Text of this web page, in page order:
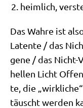
heim­lich,
Das Wah­re ist
Laten­te /​ das
ge­ne /​ das Nicht-
hel­len Licht
te, die
täuscht wer­den